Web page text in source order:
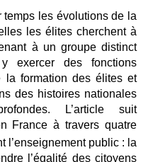
temps les évolutions de la
les élites cherchent à
à un groupe distinct
exercer des fonctions
la formation des élites et
des histoires nationales
L’article suit
France à travers quatre
l’enseignement public : la
l’égalité des citoyens